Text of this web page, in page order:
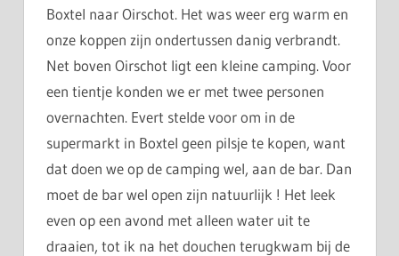
Boxtel naar Oirschot. Het was weer erg warm en
onze koppen zijn ondertussen danig verbrandt.
Net boven Oirschot ligt een kleine camping. Voor
een tientje konden we er met twee personen
overnachten. Evert stelde voor om in de
supermarkt in Boxtel geen pilsje te kopen, want
dat doen we op de camping wel, aan de bar. Dan
moet de bar wel open zijn natuurlijk ! Het leek
even op een avond met alleen water uit te
draaien, tot ik na het douchen terugkwam bij de